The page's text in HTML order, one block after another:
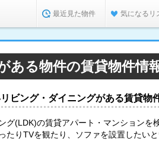
最近見た物件 気になるリ
ある物件の賃貸物件情
ビング・ダイニングがある賃貸物
グ(LDK)の賃貸アパート・マンションを
たりTVを観たり、ソファを設置したい